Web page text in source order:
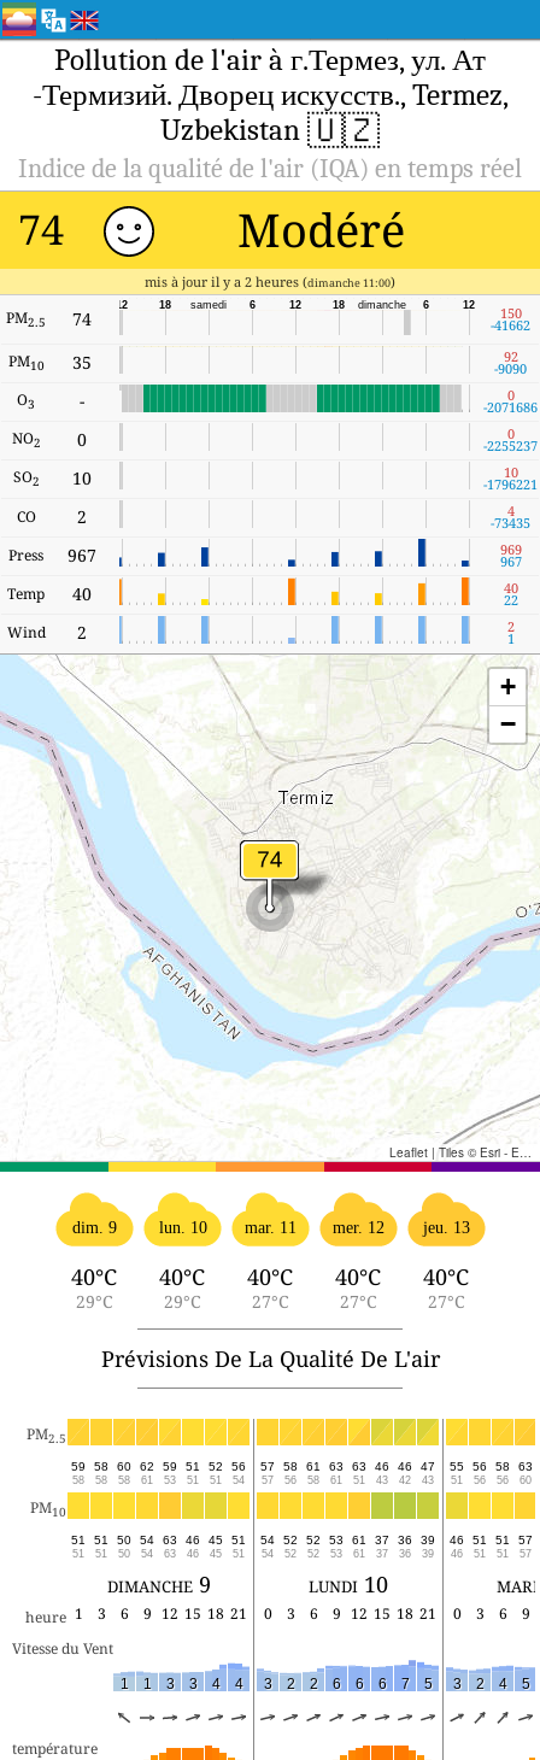
Pollution de l'air à г.Термез, ул. Ат
-Термизий. Дворец искусств., Termez,
Uzbekistan 🇺🇿
Indice de la qualité de l'air (IQA) en temps réel
74 Modéré
mis à jour il y a 2 heures (dimanche 11:00)
PM2.5 74
12
6
dimanche
18
12
6
samedi
18
12 150
-41662
PM10 35 92
-9090
O3 - 0
-2071686
NO2 0 0
-2255237
SO2 10 10
-1796221
CO 2 4
-73435
Press 967 969
967
Temp 40 40
22
Wind 2 2
1
+
−
Leaflet | Tiles © Esri - Esri, DeLorme, NAVTEQ, TomTom, Intermap, iPC, USGS, FAO, NPS, NRCAN, GeoBase, Kadaster NL, Ordnance Survey, Esri Japan, METI, Esri China (Hong Kong), and the GIS User Community
dim. 9
40°C
29°C
lun. 10
40°C
29°C
mar. 11
40°C
27°C
mer. 12
40°C
27°C
jeu. 13
40°C
27°C
Prévisions De La Qualité De L'air
PM2.5
59
58
58
58
60
58
62
61
59
53
51
51
52
51
56
54
57
57
58
56
61
58
63
61
63
51
46
43
46
42
47
43
55
51
56
56
58
56
63
60
PM10
51
51
51
51
50
50
54
54
63
63
46
46
45
45
51
51
54
54
52
52
52
52
53
53
61
61
37
37
36
36
39
39
46
46
51
51
51
51
57
57
dimanche 9 lundi 10
heure 1 3 6 9 12 15 18 21 0 3 6 9 12 15 18 21 0 3 6
9
Vitesse du Vent
1 1 3 3 4 4 3 2 2 6 6 6 7 5 3 2 4 5
température